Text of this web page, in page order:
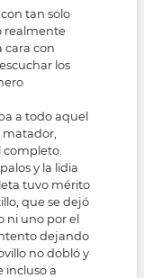
tan solo
realmente
cara con
los
a todo aquel
matador,
completo.
y la lidia
tuvo mérito
que se dejó
ni uno por el
dejando
no dobló y
incluso a